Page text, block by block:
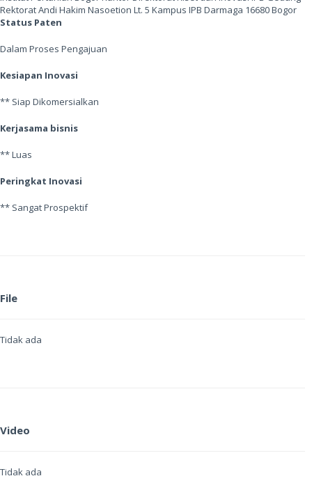
Rektorat Andi Hakim Nasoetion Lt. 5 Kampus IPB Darmaga 16680 Bogor
Status Paten
Dalam Proses Pengajuan
Kesiapan Inovasi
** Siap Dikomersialkan
Kerjasama bisnis
** Luas
Peringkat Inovasi
** Sangat Prospektif
File
Tidak ada
Video
Tidak ada